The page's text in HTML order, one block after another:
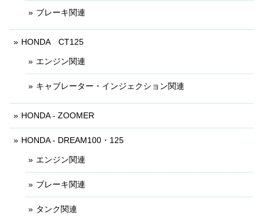
ブレーキ関連
HONDA CT125
エンジン関連
キャブレーター・インジェクション関連
HONDA - ZOOMER
HONDA - DREAM100・125
エンジン関連
ブレーキ関連
タンク関連